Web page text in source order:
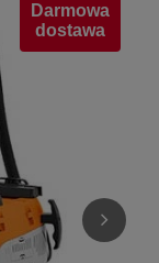
Darmowa
dostawa